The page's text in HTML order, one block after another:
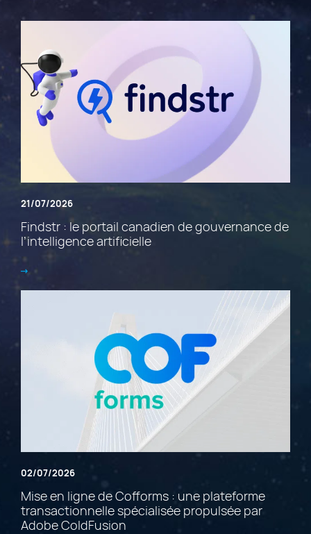
21/07/2026
Findstr : le portail canadien de gouvernance de
l’intelligence artificielle
02/07/2026
Mise en ligne de Cofforms : une plateforme
transactionnelle spécialisée propulsée par
Adobe ColdFusion